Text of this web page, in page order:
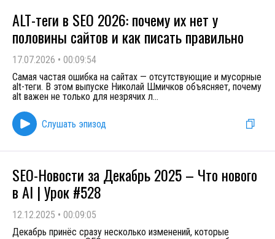
ALT-теги в SEO 2026: почему их нет у
половины сайтов и как писать правильно
17.07.2026 • 00:09:54
Самая частая ошибка на сайтах — отсутствующие и мусорные
alt-теги. В этом выпуске Николай Шмичков объясняет, почему
alt важен не только для незрячих л...
Слушать эпизод
SEO-Новости за Декабрь 2025 – Что нового
в AI | Урок #528
12.12.2025 • 00:09:05
Декабрь принёс сразу несколько изменений, которые